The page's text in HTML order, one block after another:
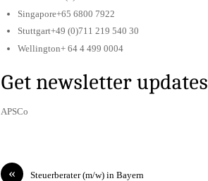
Singapore+65 6800 7922
Stuttgart+49 (0)711 219 540 30
Wellington+ 64 4 499 0004
Get newsletter updates
APSCo
« Steuerberater (m/w) in Bayern